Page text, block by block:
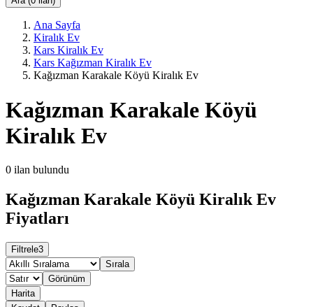
Ana Sayfa
Kiralık Ev
Kars Kiralık Ev
Kars Kağızman Kiralık Ev
Kağızman Karakale Köyü Kiralık Ev
Kağızman Karakale Köyü
Kiralık Ev
0 ilan bulundu
Kağızman Karakale Köyü Kiralık Ev
Fiyatları
Filtrele3
Sırala
Görünüm
Harita